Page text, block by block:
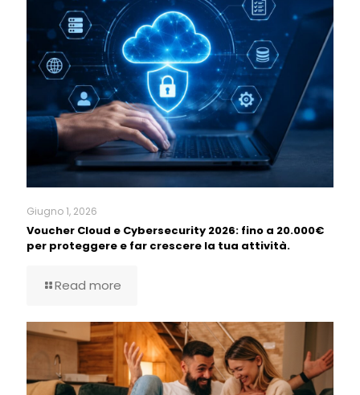
Giugno 1, 2026
Voucher Cloud e Cybersecurity 2026: fino a 20.000€
per proteggere e far crescere la tua attività.
Read more